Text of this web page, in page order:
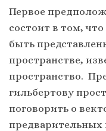
Первое
состоит в том,
быть
пространстве,
пространство.
гильбертову
поговорить о
предварительных